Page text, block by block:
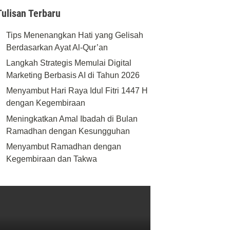
Terbaru
Tips Menenangkan Hati yang Gelisah
Berdasarkan Ayat Al-Qur’an
Langkah Strategis Memulai Digital
Marketing Berbasis AI di Tahun 2026
Menyambut Hari Raya Idul Fitri 1447 H
dengan Kegembiraan
Meningkatkan Amal Ibadah di Bulan
Ramadhan dengan Kesungguhan
Menyambut Ramadhan dengan
Kegembiraan dan Takwa